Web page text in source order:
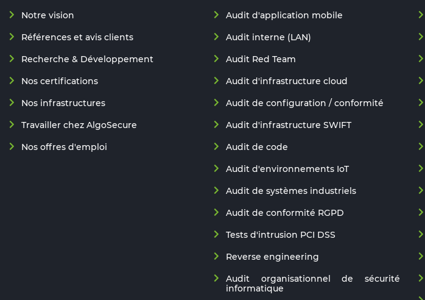
Notre vision
Références et avis clients
Recherche & Développement
Nos certifications
Nos infrastructures
Travailler chez AlgoSecure
Nos offres d'emploi
Audit d'application mobile
Audit interne (LAN)
Audit Red Team
Audit d'infrastructure cloud
Audit de configuration / conformité
Audit d'infrastructure SWIFT
Audit de code
Audit d'environnements IoT
Audit de systèmes industriels
Audit de conformité RGPD
Tests d'intrusion PCI DSS
Reverse engineering
Audit organisationnel de sécurité
informatique